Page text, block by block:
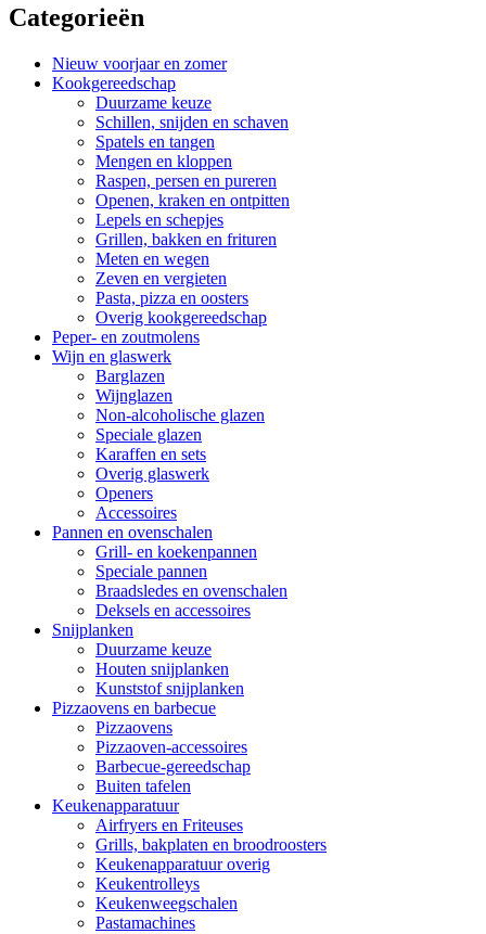
Categorieën
Nieuw voorjaar en zomer
Kookgereedschap
Duurzame keuze
Schillen, snijden en schaven
Spatels en tangen
Mengen en kloppen
Raspen, persen en pureren
Openen, kraken en ontpitten
Lepels en schepjes
Grillen, bakken en frituren
Meten en wegen
Zeven en vergieten
Pasta, pizza en oosters
Overig kookgereedschap
Peper- en zoutmolens
Wijn en glaswerk
Barglazen
Wijnglazen
Non-alcoholische glazen
Speciale glazen
Karaffen en sets
Overig glaswerk
Openers
Accessoires
Pannen en ovenschalen
Grill- en koekenpannen
Speciale pannen
Braadsledes en ovenschalen
Deksels en accessoires
Snijplanken
Duurzame keuze
Houten snijplanken
Kunststof snijplanken
Pizzaovens en barbecue
Pizzaovens
Pizzaoven-accessoires
Barbecue-gereedschap
Buiten tafelen
Keukenapparatuur
Airfryers en Friteuses
Grills, bakplaten en broodroosters
Keukenapparatuur overig
Keukentrolleys
Keukenweegschalen
Pastamachines